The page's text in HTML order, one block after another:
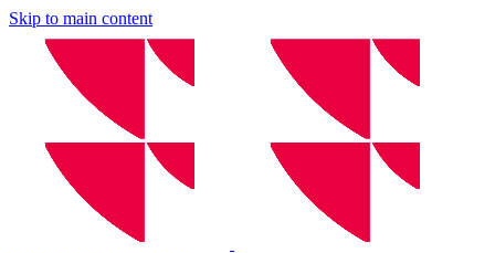
Skip to main content